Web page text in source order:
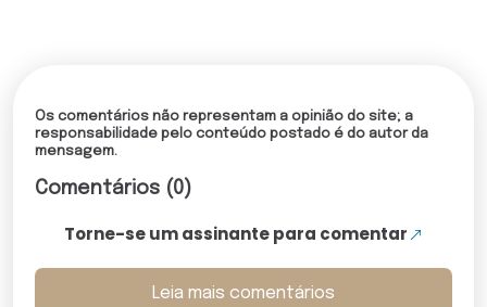
Os comentários não representam a opinião do site; a
responsabilidade pelo conteúdo postado é do autor da
mensagem.
Comentários (0)
Torne-se um assinante para comentar
Leia mais comentários